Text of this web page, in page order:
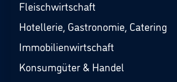
Fleischwirtschaft
Hotellerie, Gastronomie, Catering
Immobilienwirtschaft
Konsumgüter & Handel